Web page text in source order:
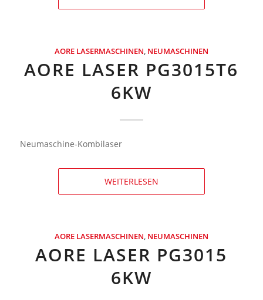
AORE LASERMASCHINEN, NEUMASCHINEN
AORE LASER PG3015T6
6KW
Neumaschine-Kombilaser
WEITERLESEN
AORE LASERMASCHINEN, NEUMASCHINEN
AORE LASER PG3015
6KW